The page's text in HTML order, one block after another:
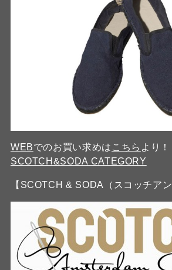
WEBでのお買い求めは こちら より！
SCOTCH&SODA CATEGORY
【SCOTCH & SODA（スコッチアン